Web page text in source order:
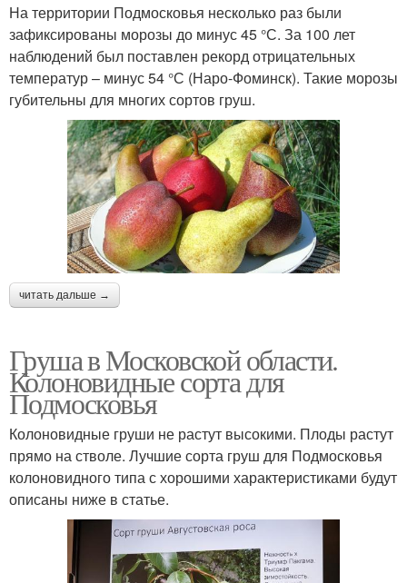
На территории Подмосковья несколько раз были
зафиксированы морозы до минус 45 °С. За 100 лет
наблюдений был поставлен рекорд отрицательных
температур – минус 54 °С (Наро-Фоминск). Такие морозы
губительны для многих сортов груш.
читать дальше →
Груша в Московской области.
Колоновидные сорта для
Подмосковья
Колоновидные груши не растут высокими. Плоды растут
прямо на стволе. Лучшие сорта груш для Подмосковья
колоновидного типа с хорошими характеристиками будут
описаны ниже в статье.